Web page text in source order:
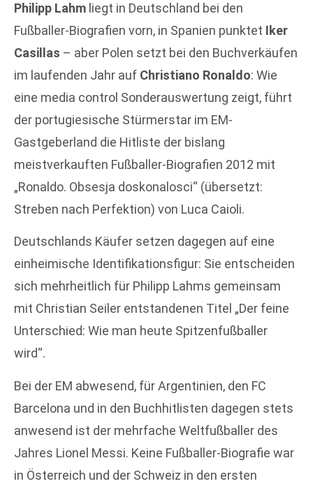
Philipp Lahm liegt in Deutschland bei den
Fußballer-Biografien vorn, in Spanien punktet Iker
Casillas – aber Polen setzt bei den Buchverkäufen
im laufenden Jahr auf Christiano Ronaldo: Wie
eine media control Sonderauswertung zeigt, führt
der portugiesische Stürmerstar im EM-
Gastgeberland die Hitliste der bislang
meistverkauften Fußballer-Biografien 2012 mit
„Ronaldo. Obsesja doskonalosci“ (übersetzt:
Streben nach Perfektion) von Luca Caioli.
Deutschlands Käufer setzen dagegen auf eine
einheimische Identifikationsfigur: Sie entscheiden
sich mehrheitlich für Philipp Lahms gemeinsam
mit Christian Seiler entstandenen Titel „Der feine
Unterschied: Wie man heute Spitzenfußballer
wird“.
Bei der EM abwesend, für Argentinien, den FC
Barcelona und in den Buchhitlisten dagegen stets
anwesend ist der mehrfache Weltfußballer des
Jahres Lionel Messi. Keine Fußballer-Biografie war
in Österreich und der Schweiz in den ersten